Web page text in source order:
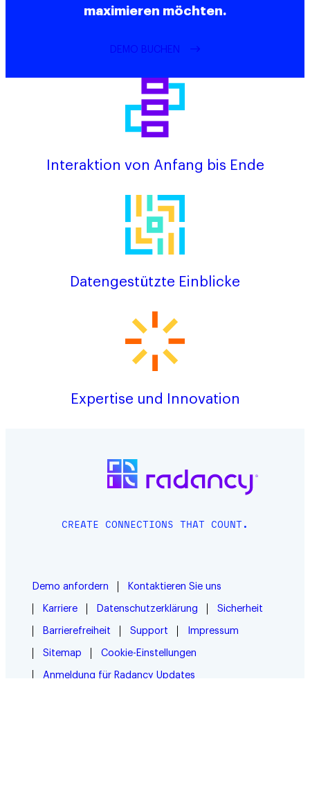
maximieren möchten.
DEMO BUCHEN
Interaktion von Anfang bis Ende
Datengestützte Einblicke
Expertise und Innovation
CREATE CONNECTIONS THAT COUNT.
Demo anfordern Kontaktieren Sie uns
Karriere Datenschutzerklärung Sicherheit
Barrierefreiheit Support Impressum
Sitemap Cookie-Einstellungen
Anmeldung für Radancy Updates